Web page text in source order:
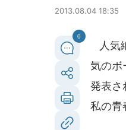
2013.08.04 18:35
0
人気
気のボ
発表さ
私の青